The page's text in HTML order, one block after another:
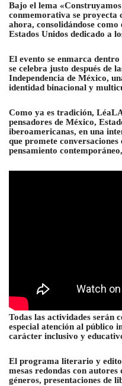
Bajo el lema
conmemorativa se proyecta
ahora, consolidándose
Estados Unidos dedicado a
El evento se enmarca dentro
se celebra justo después de
Independencia de México,
identidad binacional y
Como ya es tradición,
pensadores de México,
iberoamericanas, en una
que promete
pensamiento
Todas las actividades serán
especial atención al público
carácter inclusivo y
El programa literario y
mesas redondas con autores
géneros, presentaciones de